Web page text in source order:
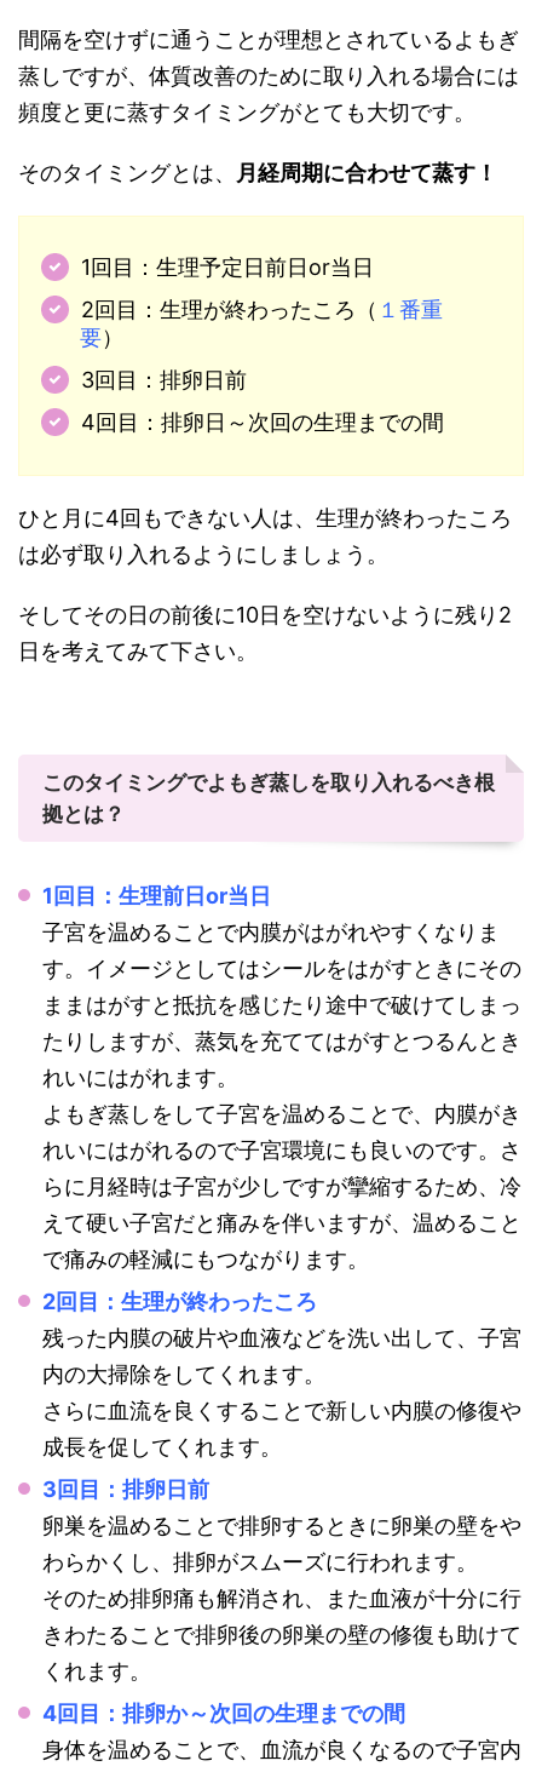
間隔を空けずに通うことが理想とされているよもぎ
蒸しですが、体質改善のために取り入れる場合には
頻度と更に蒸すタイミングがとても大切です。
そのタイミングとは、 月経周期に合わせて蒸す！
1回目：生理予定日前日or当日
2回目：生理が終わったころ（ １番重
要）
3回目：排卵日前
4回目：排卵日～次回の生理までの間
ひと月に4回もできない人は、生理が終わったころ
は必ず取り入れるようにしましょう。
そしてその日の前後に10日を空けないように残り2
日を考えてみて下さい。
このタイミングでよもぎ蒸しを取り入れるべき根
拠とは？
1回目：生理前日or当日
子宮を温めることで内膜がはがれやすくなりま
す。イメージとしてはシールをはがすときにその
ままはがすと抵抗を感じたり途中で破けてしまっ
たりしますが、蒸気を充ててはがすとつるんとき
れいにはがれます。
よもぎ蒸しをして子宮を温めることで、内膜がき
れいにはがれるので子宮環境にも良いのです。さ
らに月経時は子宮が少しですが攣縮するため、冷
えて硬い子宮だと痛みを伴いますが、温めること
で痛みの軽減にもつながります。
2回目：生理が終わったころ
残った内膜の破片や血液などを洗い出して、子宮
内の大掃除をしてくれます。
さらに血流を良くすることで新しい内膜の修復や
成長を促してくれます。
3回目：排卵日前
卵巣を温めることで排卵するときに卵巣の壁をや
わらかくし、排卵がスムーズに行われます。
そのため排卵痛も解消され、また血液が十分に行
きわたることで排卵後の卵巣の壁の修復も助けて
くれます。
4回目：排卵か～次回の生理までの間
身体を温めることで、血流が良くなるので子宮内